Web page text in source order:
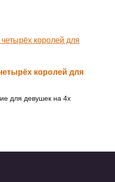
королей для
для девушек на 4х